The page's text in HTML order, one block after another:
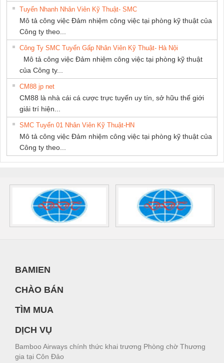
Tuyển Nhanh Nhân Viên Kỹ Thuật- SMC
Mô tả công việc Đảm nhiệm công việc tại phòng kỹ thuật của
Công ty theo...
Công Ty SMC Tuyển Gấp Nhân Viên Kỹ Thuật- Hà Nội
Mô tả công việc Đảm nhiệm công việc tại phòng kỹ thuật
của Công ty...
CM88 jp net
CM88 là nhà cái cá cược trực tuyến uy tín, sở hữu thế giới
giải trí hiện...
SMC Tuyển 01 Nhân Viên Kỹ Thuật-HN
Mô tả công việc Đảm nhiệm công việc tại phòng kỹ thuật của
Công ty theo...
BAMIEN
CHÀO BÁN
TÌM MUA
DỊCH VỤ
Bamboo Airways chính thức khai trương Phòng chờ Thương
gia tại Côn Đảo